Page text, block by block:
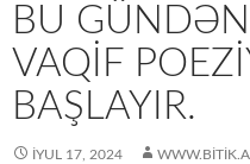
BU
VAQIF
BAŞLAYIR.
İYUL 17, 2024